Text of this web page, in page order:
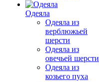
Одеяла
Одеяла из
верблюжьей
шерсти
Одеяла из
овечьей шерсти
Одеяла из
козьего пуха